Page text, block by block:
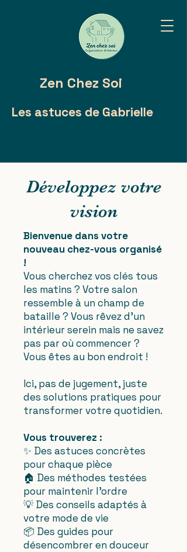
Zen Chez Soi
Les astuces de Gabrielle
Développez votre
vision
Bienvenue dans votre
nouveau chez-vous organisé
!
Vous cherchez vos clés tous
les matins ? Votre salon
ressemble à un champ de
bataille ? Vous rêvez d'un
intérieur serein mais ne savez
pas par où commencer ?
Vous êtes au bon endroit !
Ici, pas de jugement, juste
des solutions pratiques pour
transformer votre quotidien.
Vous trouverez :
✨ Des astuces concrètes
pour chaque pièce
🏠 Des méthodes testées
pour maintenir l'ordre
💡 Des conseils adaptés à
votre mode de vie
📦 Des guides pour
désencombrer en douceur